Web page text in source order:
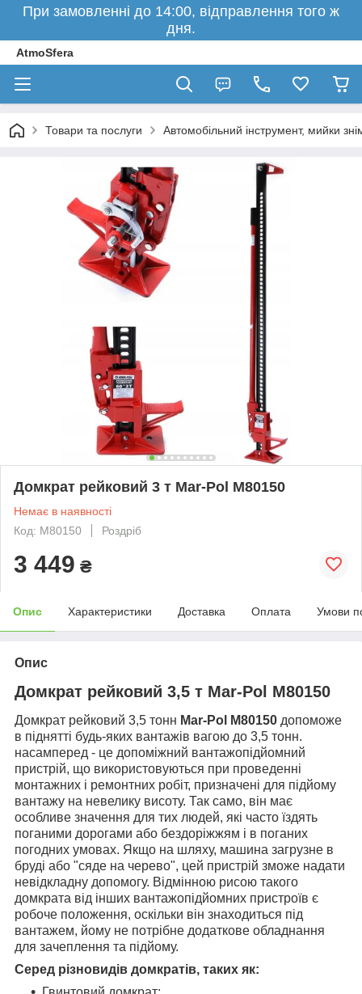
При замовленні до 14:00, відправлення того ж
дня.
AtmoSfera
Товари та послуги Автомобільний інструмент, мийки
Домкрат рейковий 3 т Mar-Pol M80150
Немає в наявності
Код: M80150
Роздріб
3 449 ₴
Опис Характеристики Доставка Оплата Умови
Опис
Домкрат рейковий 3,5 т Mar-Pol M80150
Домкрат рейковий 3,5 тонн Mar-Pol M80150 допоможе
в піднятті будь-яких вантажів вагою до 3,5 тонн.
насамперед - це допоміжний вантажопідйомний
пристрій, що використовуються при проведенні
монтажних і ремонтних робіт, призначені для підйому
вантажу на невелику висоту. Так само, він має
особливе значення для тих людей, які часто їздять
поганими дорогами або бездоріжжям і в поганих
погодних умовах. Якщо на шляху, машина загрузне в
бруді або "сяде на черево", цей пристрій зможе надати
невідкладну допомогу. Відмінною рисою такого
домкрата від інших вантажопідйомних пристроїв є
робоче положення, оскільки він знаходиться під
вантажем, йому не потрібне додаткове обладнання
для зачеплення та підйому.
Серед різновидів домкратів, таких як: